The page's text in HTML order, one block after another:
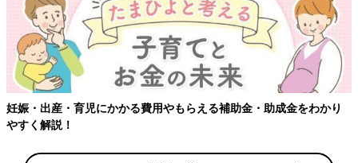
妊娠・出産・育児にかかる費用やもらえる補助金・助成金をわかり
やすく解説！